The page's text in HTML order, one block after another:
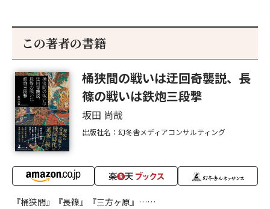
この著者の書籍
桶狭間の戦いは迂回奇襲説、長
篠の戦いは鉄炮三段撃
坂田 尚哉
出版社名：幻冬舎メディアコンサルティング
『桶狭間』『長篠』『三方ヶ原』……